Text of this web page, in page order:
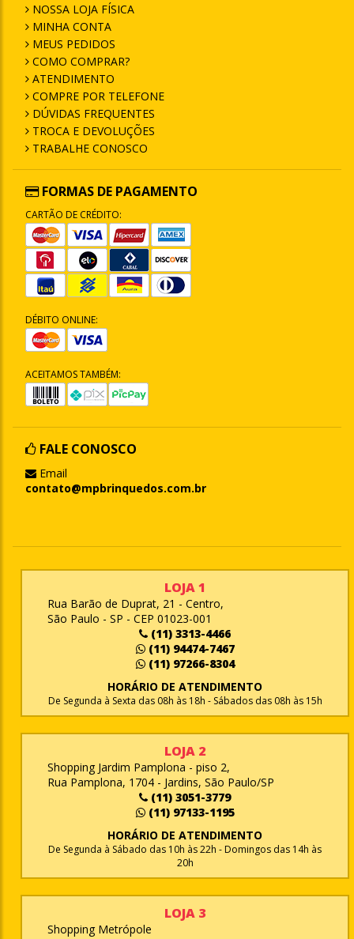
NOSSA LOJA FÍSICA
MINHA CONTA
MEUS PEDIDOS
COMO COMPRAR?
ATENDIMENTO
COMPRE POR TELEFONE
DÚVIDAS FREQUENTES
TROCA E DEVOLUÇÕES
TRABALHE CONOSCO
FORMAS DE PAGAMENTO
CARTÃO DE CRÉDITO:
DÉBITO ONLINE:
ACEITAMOS TAMBÉM:
FALE CONOSCO
Email
contato@mpbrinquedos.com.br
LOJA 1
Rua Barão de Duprat, 21 - Centro,
São Paulo - SP - CEP 01023-001
(11) 3313-4466
(11) 94474-7467
(11) 97266-8304
HORÁRIO DE ATENDIMENTO
De Segunda à Sexta das 08h às 18h - Sábados das 08h às 15h
LOJA 2
Shopping Jardim Pamplona - piso 2,
Rua Pamplona, 1704 - Jardins, São Paulo/SP
(11) 3051-3779
(11) 97133-1195
HORÁRIO DE ATENDIMENTO
De Segunda à Sábado das 10h às 22h - Domingos das 14h às
20h
LOJA 3
Shopping Metrópole